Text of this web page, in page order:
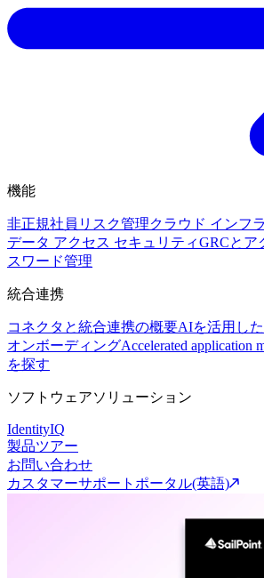
機能
非正規社員リスク管理クラウド インフ
データ アクセス セキュリティGRCとア
スワード管理
統合連携
コネクタと統合連携の概要AIを活用し
オンボーディングAccelerated application
を探す
ソフトウェアソリューション
IdentityIQ
製品ツアー
お問い合わせ
カスタマーサポートポータル(英語)